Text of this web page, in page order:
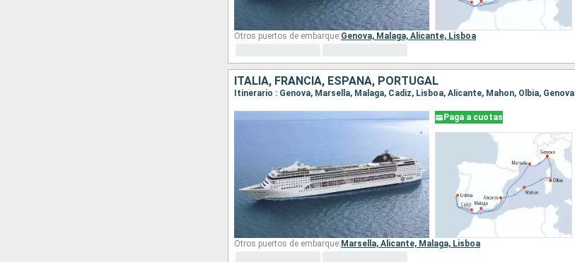
Otros puertos de embarque:Genova, Malaga, Alicante, Lisboa
ITALIA, FRANCIA, ESPAÑA, PORTUGAL
Itinerario : Genova, Marsella, Malaga, Cadiz, Lisboa, Alicante, Mahon, Olbia, Genova
Paga a cuotas
Otros puertos de embarque: Marsella, Alicante, Malaga, Lisboa